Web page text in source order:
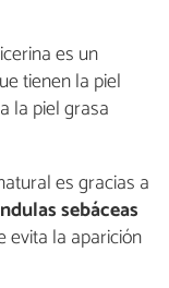
es un
tienen la piel
la piel grasa
es gracias a
sebáceas
evita la aparición